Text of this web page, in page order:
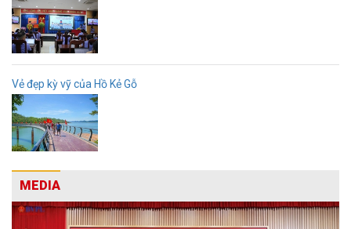
Vẻ đẹp kỳ vỹ của Hồ Kẻ Gỗ
MEDIA